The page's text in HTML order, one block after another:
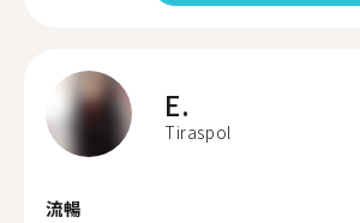
E.
Tiraspol
流暢